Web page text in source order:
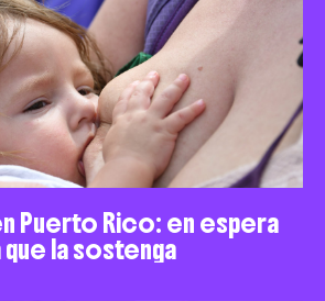
Puerto Rico: en espera
la sostenga